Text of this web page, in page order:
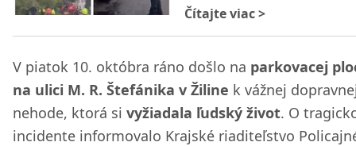
Čítajte viac>
V piatok 10. októbra ráno došlo na parkovacej
na ulici M. R. Štefánika v Žiline k vážnej
nehode, ktorá si vyžiadala ľudský život. O
incidente informovalo Krajské riaditeľstvo